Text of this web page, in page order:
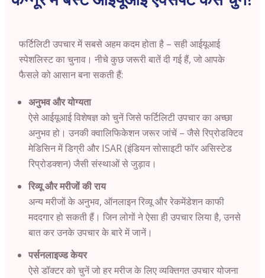
फर्टिलिटी उपचार में सबसे अहम कदम होता है – सही आईयूआई
स्पेशलिस्ट का चुनाव। नीचे कुछ जरूरी बातें दी गई हैं, जो आपके
फैसले को आसान बना सकती हैं:
अनुभव और योग्यता
ऐसे आईयूआई विशेषज्ञ को चुनें जिसे फर्टिलिटी उपचार का अच्छा
अनुभव हो। उनकी क्वालिफिकेशन जरूर जांचें – जैसे रिप्रोडक्टिव
मेडिसिन में डिग्री और ISAR (इंडियन सोसाइटी फॉर असिस्टेड
रिप्रोडक्शन) जैसी संस्थाओं से जुड़ाव।
रिव्यू और मरीजों की राय
अन्य मरीजों के अनुभव, ऑनलाइन रिव्यू और रेकमेंडेशन काफी
मददगार हो सकती हैं। जिन लोगों ने ऐसा ही उपचार लिया है, उनसे
बात कर उनके उपचार के बारे में जानें।
पर्सनलाइज्ड केयर
ऐसे डॉक्टर को चुनें जो हर मरीज के लिए व्यक्तिगत उपचार योजना